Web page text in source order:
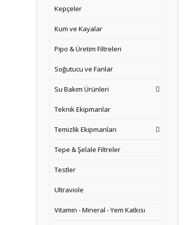
Kepçeler
Kum ve Kayalar
Pipo & Üretim Filtreleri
Soğutucu ve Fanlar
Su Bakım Ürünleri
Teknik Ekipmanlar
Temizlik Ekipmanları
Tepe & Şelale Filtreler
Testler
Ultraviole
Vitamin - Mineral - Yem Katkısı